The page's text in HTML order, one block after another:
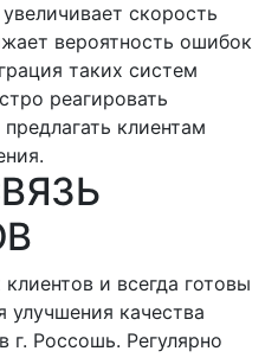
скорость
вероятность ошибок
таких систем
реагировать
клиентам
и всегда готовы
улучшения качества
в г. Россошь. Регулярно